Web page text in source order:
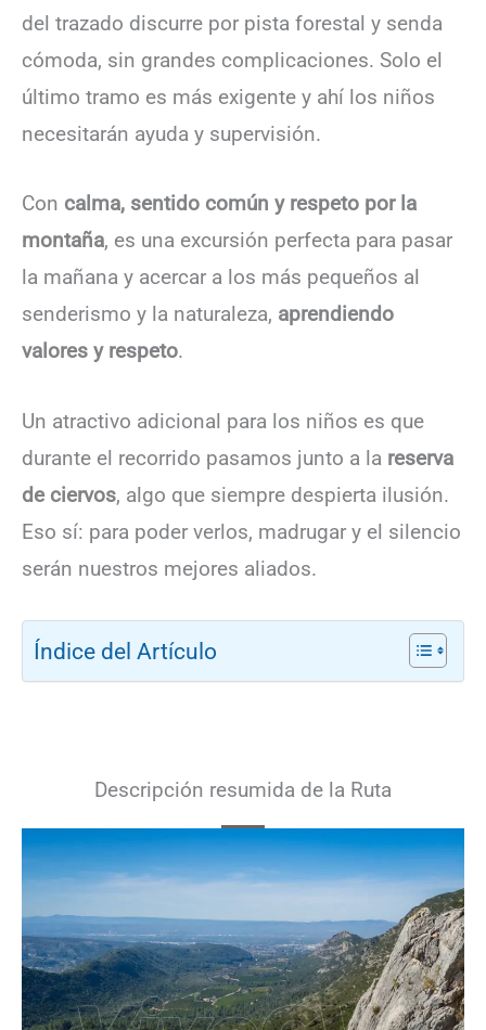
del trazado discurre por pista forestal y senda
cómoda, sin grandes complicaciones. Solo el
último tramo es más exigente y ahí los niños
necesitarán ayuda y supervisión.
Con calma, sentido común y respeto por la
montaña, es una excursión perfecta para pasar
la mañana y acercar a los más pequeños al
senderismo y la naturaleza, aprendiendo
valores y respeto.
Un atractivo adicional para los niños es que
durante el recorrido pasamos junto a la reserva
de ciervos, algo que siempre despierta ilusión.
Eso sí: para poder verlos, madrugar y el silencio
serán nuestros mejores aliados.
Índice del Artículo
Descripción resumida de la Ruta